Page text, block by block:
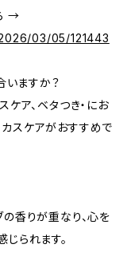
→
03/05/121443
いますか？
ア、ベタつき・にお
スケアがおすすめで
香りが重なり、心を
られます。